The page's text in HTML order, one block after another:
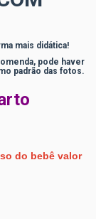
mais didática!
pode haver
padrão das fotos.
do bebê valor